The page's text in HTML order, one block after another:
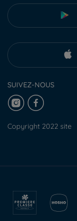
SUIVEZ-NOUS
Copyright 2022 site